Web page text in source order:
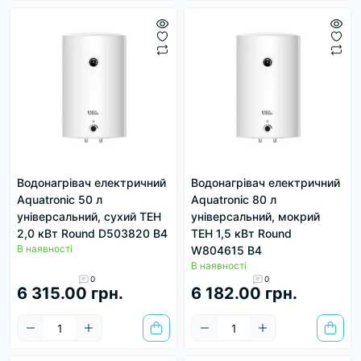
Водонагрівач електричний
Aquatronic 50 л
універсальний, сухий ТЕН
2,0 кВт Round D503820 B4
В наявності
0
6 315.00 грн.
Водонагрівач електричний
Aquatronic 80 л
універсальний, мокрий
ТЕН 1,5 кВт Round
W804615 B4
В наявності
0
6 182.00 грн.